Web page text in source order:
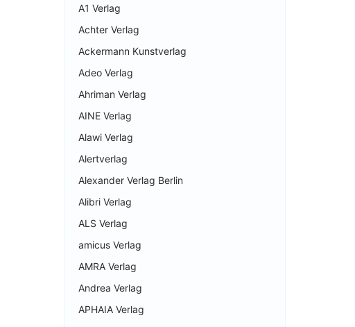
A1 Verlag
Achter Verlag
Ackermann Kunstverlag
Adeo Verlag
Ahriman Verlag
AINE Verlag
Alawi Verlag
Alertverlag
Alexander Verlag Berlin
Alibri Verlag
ALS Verlag
amicus Verlag
AMRA Verlag
Andrea Verlag
APHAIA Verlag